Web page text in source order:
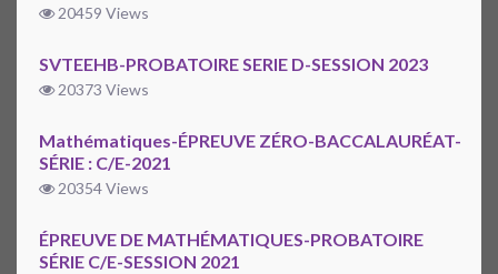
20459 Views
SVTEEHB-PROBATOIRE SERIE D-SESSION 2023
20373 Views
Mathématiques-ÉPREUVE ZÉRO-BACCALAURÉAT-
SÉRIE : C/E-2021
20354 Views
ÉPREUVE DE MATHÉMATIQUES-PROBATOIRE
SÉRIE C/E-SESSION 2021